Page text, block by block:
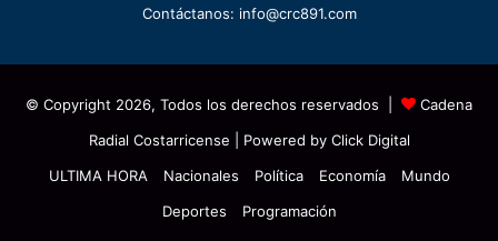
Contáctanos: info@crc891.com
© Copyright 2026, Todos los derechos reservados |
Cadena
Radial Costarricense | Powered by Click Digital
ULTIMA HORA
Nacionales Política Economía
Mundo
Deportes
Programación